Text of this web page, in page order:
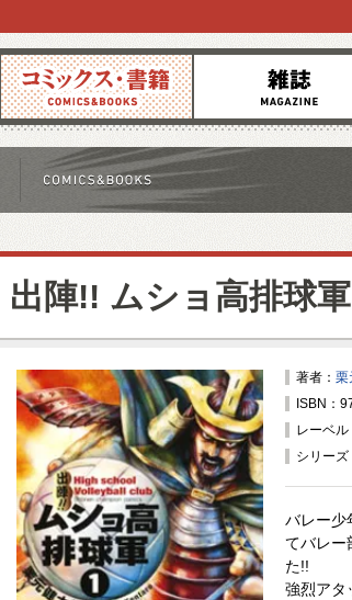
コミックス 雑誌
出陣!! ムショ高排球軍
著者： 栗
ISBN：
レーベル
シリーズ
バレー少
てバレー
た!!
強烈ア